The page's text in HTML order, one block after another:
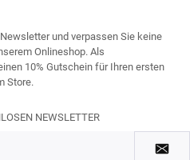
und verpassen Sie keine
Onlineshop. Als
10% Gutschein für Ihren ersten
Store.
NEWSLETTER